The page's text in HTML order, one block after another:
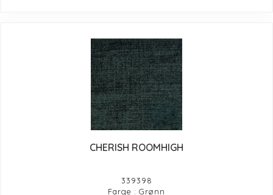
CHERISH ROOMHIGH
339398
Farge : Grønn